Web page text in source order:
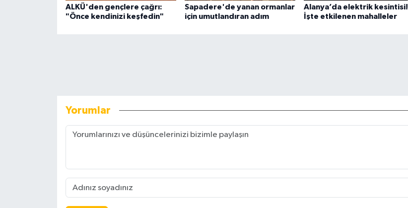
ALKÜ'den gençlere çağrı:
"Önce kendinizi keşfedin"
Sapadere'de yanan ormanlar
için umutlandıran adım
Alanya’da elektrik kesintisi!
İşte etkilenen mahalleler
Yorumlar